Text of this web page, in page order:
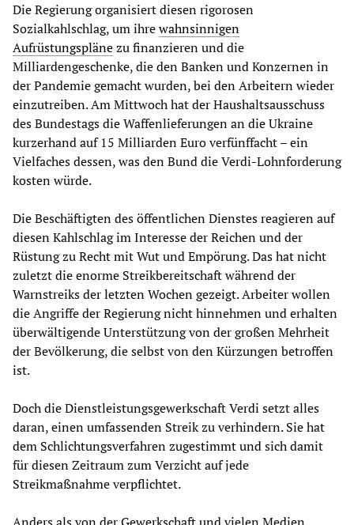
Die Regierung organisiert diesen rigorosen
Sozialkahlschlag, um ihrewahnsinnigen
Aufrüstungsplänezu finanzieren und die
Milliardengeschenke, die den Banken und Konzernen in
der Pandemie gemacht wurden, bei den Arbeitern wieder
einzutreiben. Am Mittwoch hat der Haushaltsausschuss
des Bundestags die Waffenlieferungen an die Ukraine
kurzerhand auf 15 Milliarden Euro verfünffacht – ein
Vielfaches dessen, was den Bund die Verdi-Lohnforderung
kosten würde.
Die Beschäftigten des öffentlichen Dienstes reagieren auf
diesen Kahlschlag im Interesse der Reichen und der
Rüstung zu Recht mit Wut und Empörung. Das hat nicht
zuletzt die enorme Streikbereitschaft während der
Warnstreiks der letzten Wochen gezeigt. Arbeiter wollen
die Angriffe der Regierung nicht hinnehmen und erhalten
überwältigende Unterstützung von der großen Mehrheit
der Bevölkerung, die selbst von den Kürzungen betroffen
ist.
Doch die Dienstleistungsgewerkschaft Verdi setzt alles
daran, einen umfassenden Streik zu verhindern. Sie hat
dem Schlichtungsverfahren zugestimmt und sich damit
für diesen Zeitraum zum Verzicht auf jede
Streikmaßnahme verpflichtet.